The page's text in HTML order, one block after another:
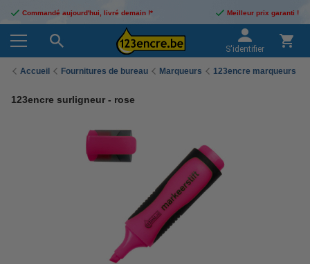
Commandé aujourd'hui, livré demain !* Meilleur prix garanti !
S'identifier
Accueil Fournitures de bureau Marqueurs 123encre marqueurs
123encre surligneur - rose